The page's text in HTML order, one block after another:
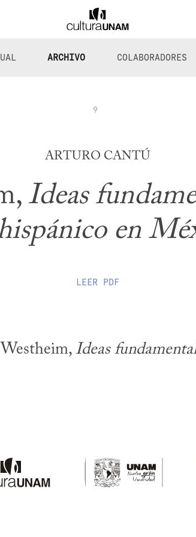
ARCHIVO COLABORADORES
9
ARTURO CANTÚ
Ideas
en
LEER PDF
Ideas